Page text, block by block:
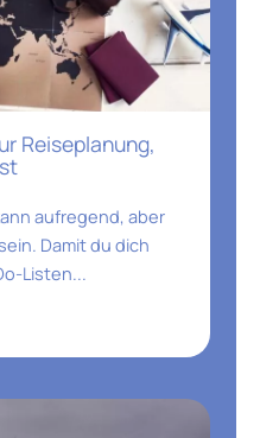
Reiseplanung,
aufregend, aber
Damit du dich
Listen...